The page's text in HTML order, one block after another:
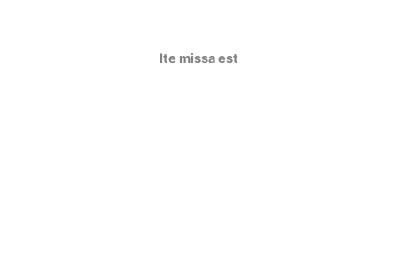
Ite missa est